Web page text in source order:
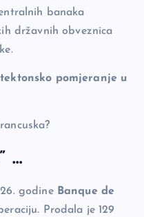
banaka
državnih obveznica
pomjeranje u
…
godine Banque de
Prodala je 129